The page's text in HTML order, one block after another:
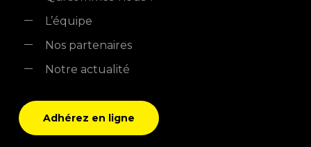
L’équipe
Nos partenaires
Notre actualité
Adhérez en ligne